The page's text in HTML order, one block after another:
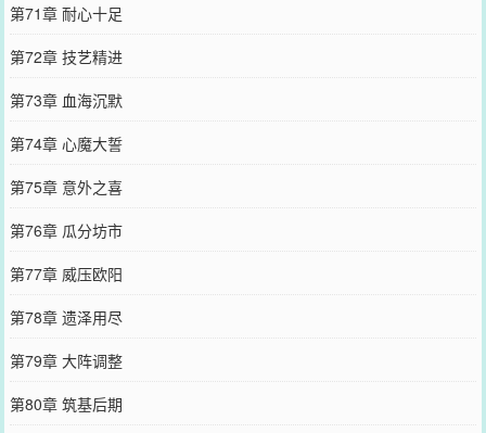
第71章 耐心十足
第72章 技艺精进
第73章 血海沉默
第74章 心魔大誓
第75章 意外之喜
第76章 瓜分坊市
第77章 威压欧阳
第78章 遗泽用尽
第79章 大阵调整
第80章 筑基后期